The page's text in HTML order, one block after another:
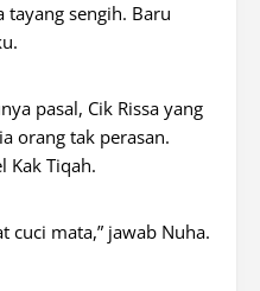
tayang sengih. Baru
pasal, Cik Rissa yang
orang tak perasan.
Kak Tiqah.
cuci mata,” jawab Nuha.